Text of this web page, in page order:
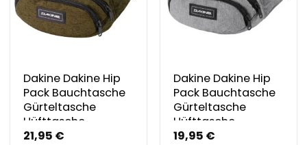
Dakine Dakine Hip
Pack Bauchtasche
Gürteltasche
Hüfttasche
Darkolive Dark Olive
21,95 €
Dakine Dakine Hip
Pack Bauchtasche
Gürteltasche
Hüfttasche
Greyscale
19,95 €